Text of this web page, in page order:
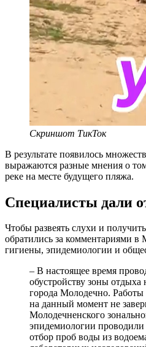
Скриншот ТикТок
В результате появилось
выражаются разные мнения о
реке на месте будущего пляжа.
Специалисты дали
Чтобы развеять слухи и
обратились за комментариями
гигиены, эпидемиологии и
– В настоящее время
обустройству зоны отдыха
города Молодечно. Работы
на данный момент не
Молодечненского
эпидемиологии
отбор проб воды из